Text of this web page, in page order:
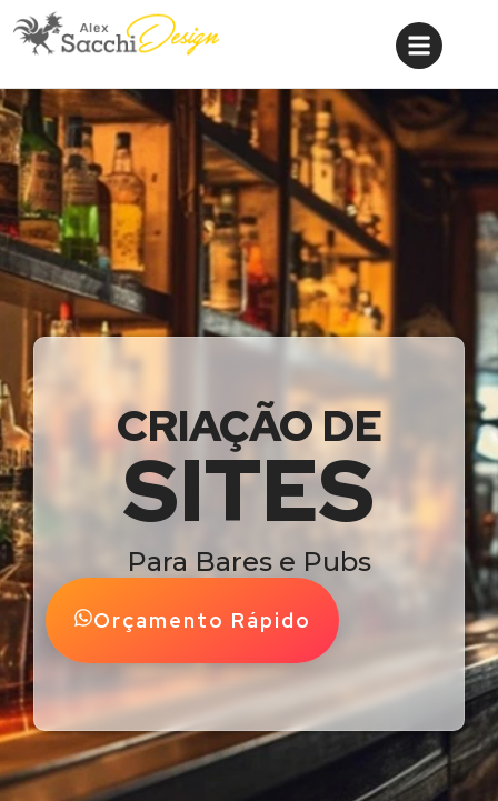
CRIAÇÃO DE
SITES
Para Bares e Pubs
Orçamento Rápido